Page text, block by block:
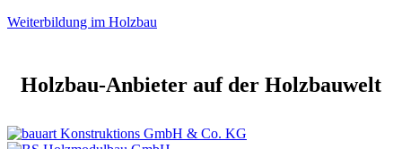
Weiterbildung im Holzbau
Holzbau-Anbieter auf der Holzbauwelt